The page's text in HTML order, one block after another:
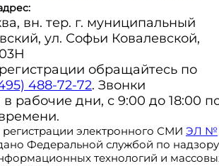
вн. тер. г. муниципальный
ул. Софьи Ковалевской,
обращайтесь по
488-72-72. Звонки
рабочие дни, с 9:00 до 18:00
регистрации электронного СМИ ЭЛ №
Федеральной службой по надзору
технологий и